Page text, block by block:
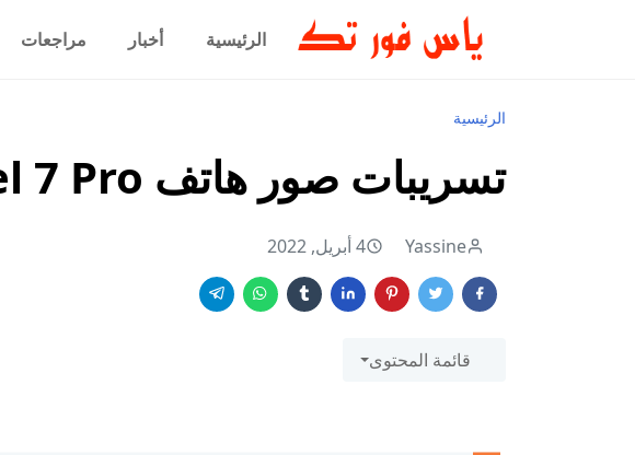
الرئيسية أخبار مراجعات
الرئيسية
تسريبات صور هاتف Google Pixel 7 Pro
Yassine 4 أبريل, 2022
قائمة المحتوى